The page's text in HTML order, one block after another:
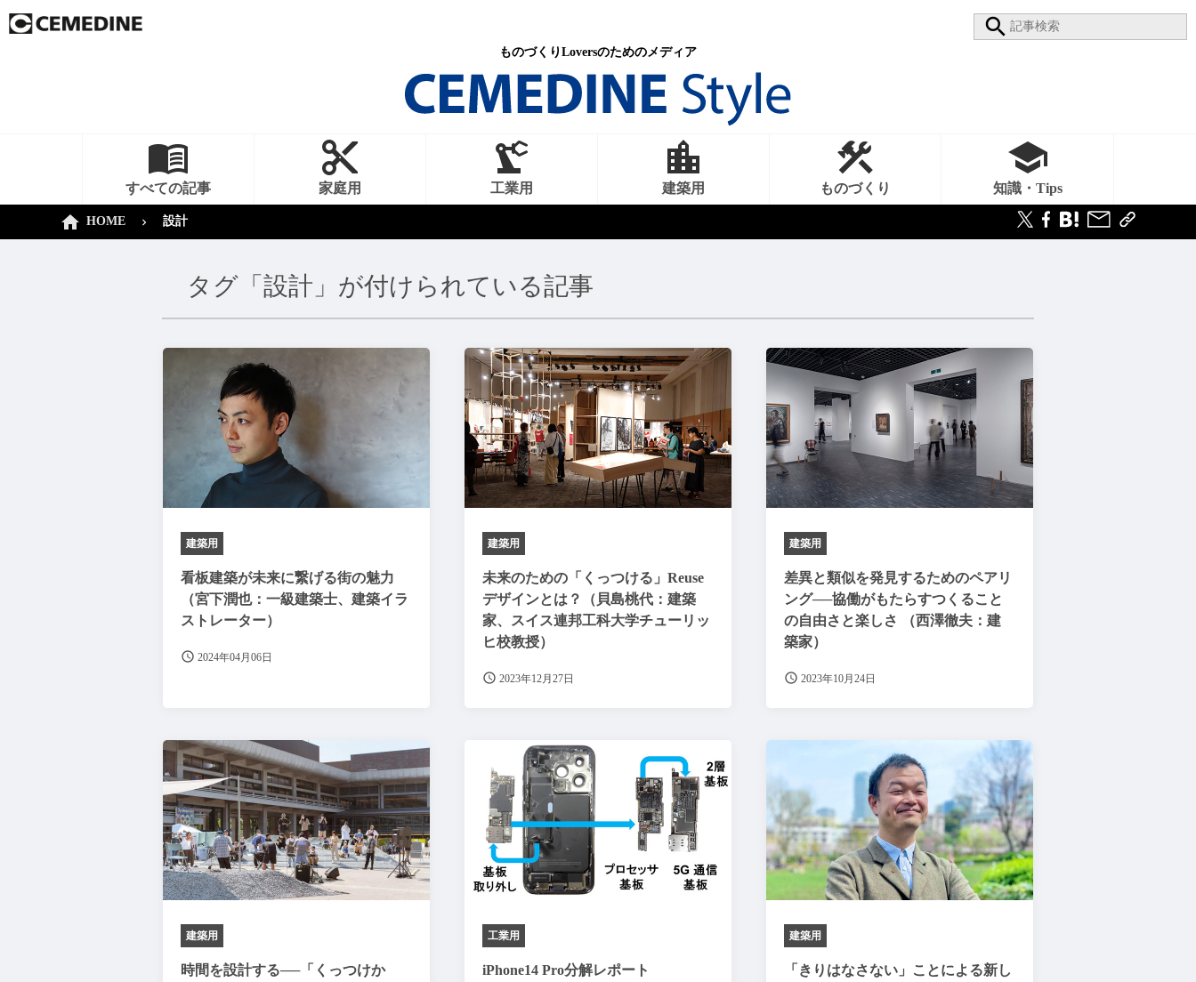
ものづくりLoversのためのメディア
すべての記事 家庭用 工業用 建築用 ものづくり 知識・Tips
HOME 設計
タグ「設計」が付けられている記事
建築用
看板建築が未来に繋げる街の魅力
（宮下潤也：一級建築士、建築イラ
ストレーター）
2024年04月06日
建築用
未来のための「くっつける」Reuse
デザインとは？（貝島桃代：建築
家、スイス連邦工科大学チューリッ
ヒ校教授）
2023年12月27日
建築用
差異と類似を発見するためのペアリ
ング──協働がもたらすつくること
の自由さと楽しさ （西澤徹夫：建
築家）
2023年10月24日
建築用
時間を設計する──「くっつけか
工業用
iPhone14 Pro分解レポート
建築用
「きりはなさない」ことによる新し